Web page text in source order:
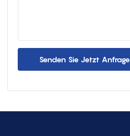
Senden Sie Jetzt Anfrage